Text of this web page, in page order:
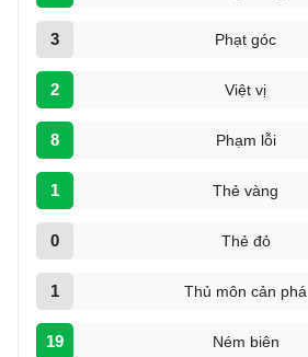
3 Phạt góc
2 Việt vị
8 Phạm lỗi
1 Thẻ vàng
0 Thẻ đỏ
1 Thủ môn cản phá
19 Ném biên